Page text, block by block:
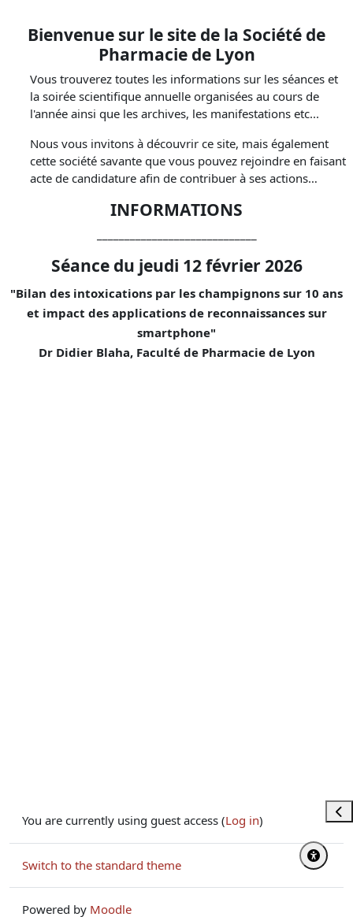
Bienvenue sur le site de la Société de
Pharmacie de Lyon
Vous trouverez toutes les informations sur les séances et
la soirée scientifique annuelle organisées au cours de
l'année ainsi que les archives, les manifestations etc...
Nous vous invitons à découvrir ce site, mais également
cette société savante que vous pouvez rejoindre en faisant
acte de candidature afin de contribuer à ses actions…
INFORMATIONS
Séance du jeudi 12 février 2026
"Bilan des intoxications par les champignons sur 10 ans
et impact des applications de reconnaissances sur
smartphone"
Dr Didier Blaha, Faculté de Pharmacie de Lyon
You are currently using guest access (Log in)
Switch to the standard theme
Powered by Moodle